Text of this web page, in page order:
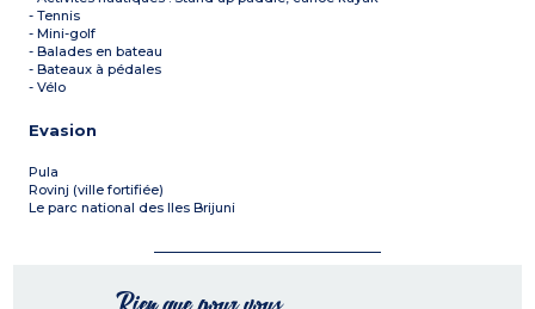
- Tennis
- Mini-golf
- Balades en bateau
- Bateaux à pédales
- Vélo
Evasion
Pula
Rovinj (ville fortifiée)
Le parc national des Iles Brijuni